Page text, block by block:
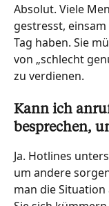
Absolut. Viele
gestresst,
Tag haben. Sie
von „schlecht
zu verdienen.
Kann ich
besprechen,
Ja. Hotlines
um andere
man die